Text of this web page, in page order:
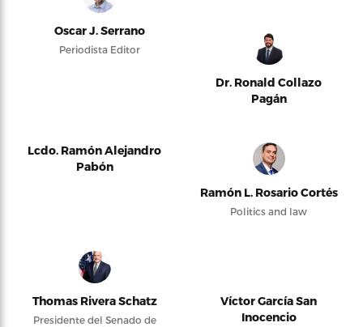
Oscar J. Serrano
Periodista Editor
Dr. Ronald Collazo
Pagán
Lcdo. Ramón Alejandro
Pabón
Ramón L. Rosario Cortés
Politics and law
Thomas Rivera Schatz
Presidente del Senado de
Víctor García San
Inocencio